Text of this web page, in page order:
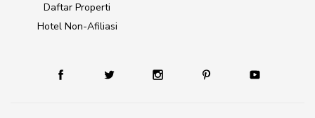
Daftar Properti
Hotel Non-Afiliasi